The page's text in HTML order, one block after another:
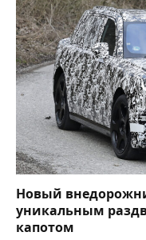
Новый
уникальным
капотом